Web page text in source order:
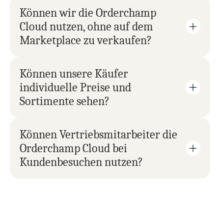
Können wir die Orderchamp
Cloud nutzen, ohne auf dem
Marketplace zu verkaufen?
Können unsere Käufer
individuelle Preise und
Sortimente sehen?
Können Vertriebsmitarbeiter die
Orderchamp Cloud bei
Kundenbesuchen nutzen?